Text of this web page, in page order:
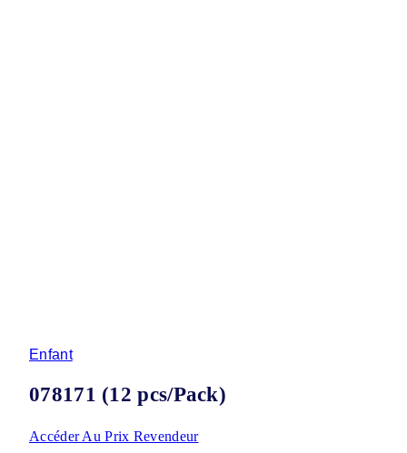
Enfant
078171 (12 pcs/Pack)
Accéder Au Prix Revendeur